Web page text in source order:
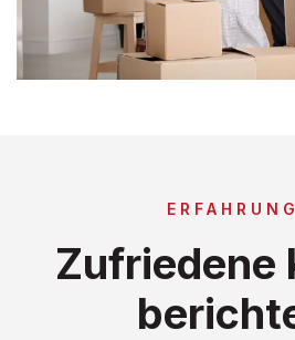
Zufriedene